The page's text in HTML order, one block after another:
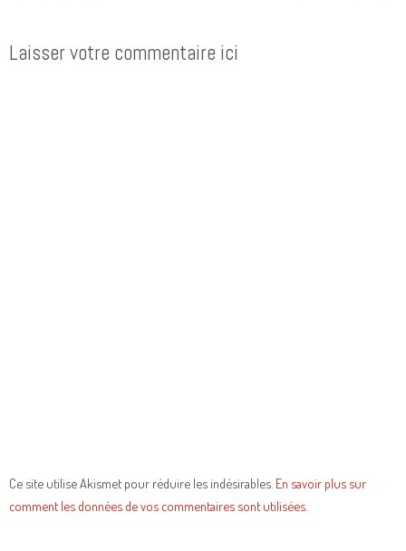
Laisser votre commentaire ici
Ce site utilise Akismet pour réduire les indésirables. En savoir plus sur
comment les données de vos commentaires sont utilisées